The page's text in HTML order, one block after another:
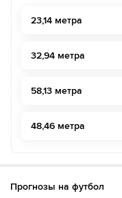
23,14 метра
32,94 метра
58,13 метра
48,46 метра
Прогнозы на футбол